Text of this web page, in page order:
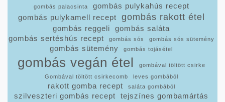
gombás palacsinta
gombás pulykahús recept
gombás pulykamell recept
gombás rakott étel
gombás reggeli
gombás saláta
gombás sertéshús recept
gombás sós gombás sós sütemény
gombás sütemény gombás tojásétel
gombás vegán étel
gombával töltött csirke
Gombával töltött csirkecomb
leves gombából
rakott gomba recept saláta gombából
szilveszteri gombás recept tejszínes gombamártás